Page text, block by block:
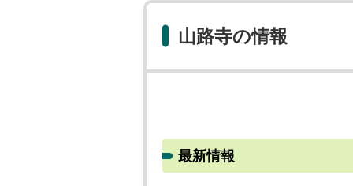
山路寺の情報
最新情報